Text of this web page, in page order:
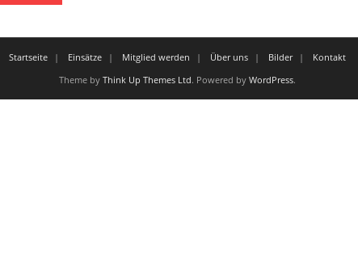
Startseite Einsätze Mitglied werden Über uns Bilder
Kontakt
Theme by Think Up Themes Ltd. Powered by WordPress.